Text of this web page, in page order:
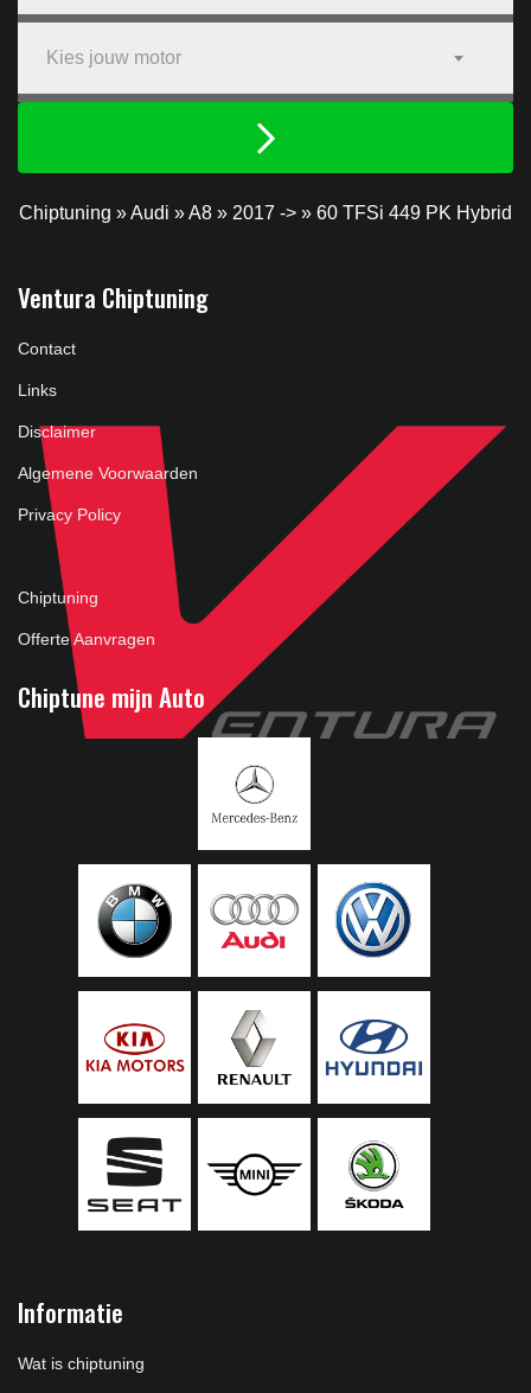
Kies jouw motor
Chiptuning »Audi »A8 » 2017 -> » 60 TFSi 449 PK Hybrid
Ventura Chiptuning
Contact
Links
Disclaimer
Algemene Voorwaarden
Privacy Policy
Chiptuning
Offerte Aanvragen
Chiptune mijn Auto
Informatie
Wat is chiptuning